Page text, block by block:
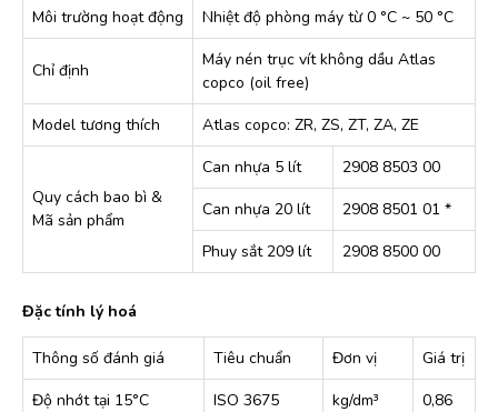
Môi trường hoạt động
Nhiệt độ phòng máy từ 0 °C ~ 50 °C
Chỉ định
Máy nén trục vít không dầu Atlas
copco (oil free)
Model tương thích
Atlas copco: ZR, ZS, ZT, ZA, ZE
Quy cách bao bì &
Mã sản phẩm
Can nhựa 5 lít
2908 8503 00
Can nhựa 20 lít
2908 8501 01 *
Phuy sắt 209 lít
2908 8500 00
Đặc tính lý hoá
Thông số đánh giá Tiêu chuẩn Đơn vị
Giá trị
Độ nhớt tại 15°C
ISO 3675 kg/dm³
0,86